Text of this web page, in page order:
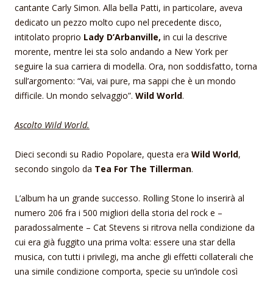
cantante Carly Simon. Alla bella Patti, in particolare, aveva
dedicato un pezzo molto cupo nel precedente disco,
intitolato proprio Lady D’Arbanville, in cui la descrive
morente, mentre lei sta solo andando a New York per
seguire la sua carriera di modella. Ora, non soddisfatto, torna
sull’argomento: “Vai, vai pure, ma sappi che è un mondo
difficile. Un mondo selvaggio”. Wild World.
Ascolto Wild World.
Dieci secondi su Radio Popolare, questa era Wild World,
secondo singolo da Tea For The Tillerman.
L’album ha un grande successo. Rolling Stone lo inserirà al
numero 206 fra i 500 migliori della storia del rock e –
paradossalmente – Cat Stevens si ritrova nella condizione da
cui era già fuggito una prima volta: essere una star della
musica, con tutti i privilegi, ma anche gli effetti collaterali che
una simile condizione comporta, specie su un’indole così